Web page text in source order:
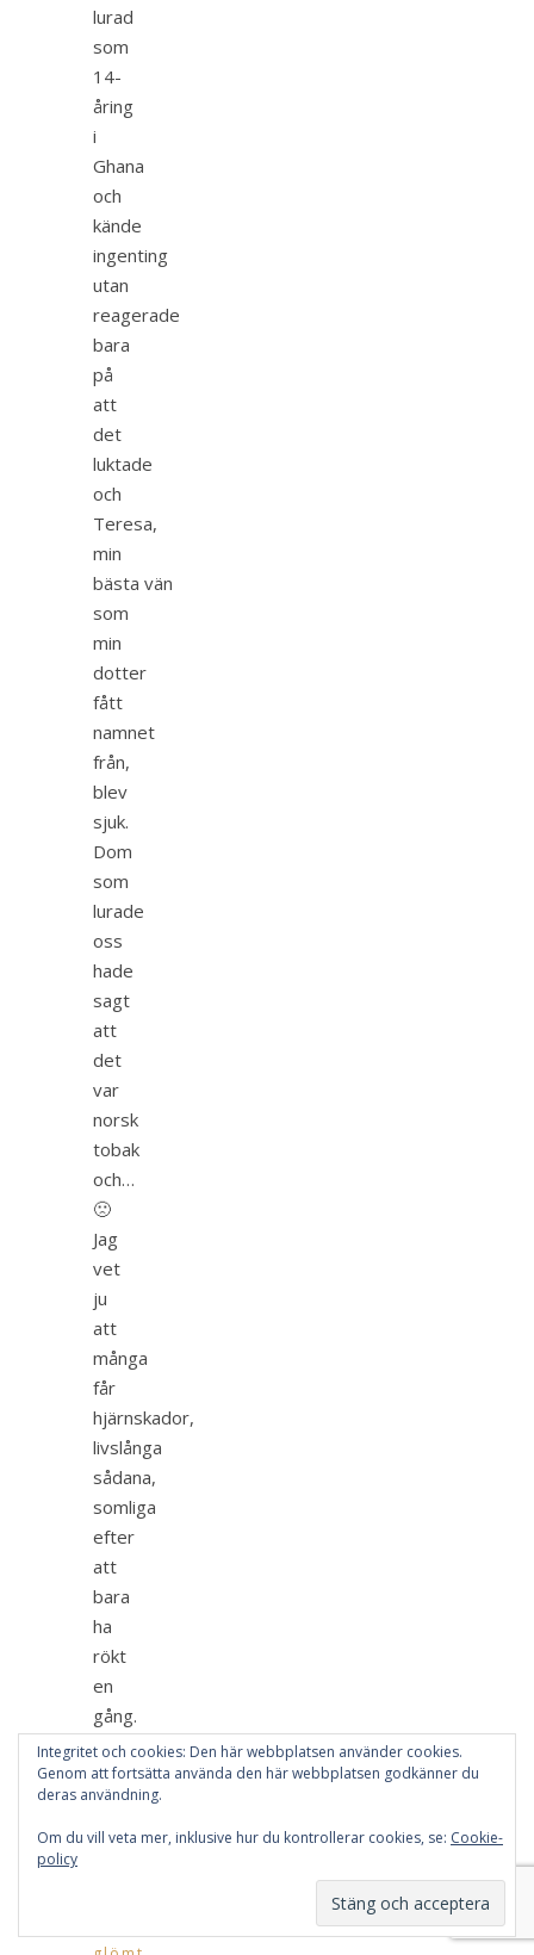
lurad
som
14-
åring
i
Ghana
och
kände
ingenting
utan
reagerade
bara
på
att
det
luktade
och
Teresa,
min
bästa vän
som
min
dotter
fått
namnet
från,
blev
sjuk.
Dom
som
lurade
oss
hade
sagt
att
det
var
norsk
tobak
och…
🙁
Jag
vet
ju
att
många
får
hjärnskador,
livslånga
sådana,
somliga
efter
att
bara
ha
rökt
en
gång.
Det
finns…
mer
Integritet och cookies: Den här webbplatsen använder cookies.
Genom att fortsätta använda den här webbplatsen godkänner du
deras användning.
Om du vill veta mer, inklusive hur du kontrollerar cookies, se: Cookie-
policy